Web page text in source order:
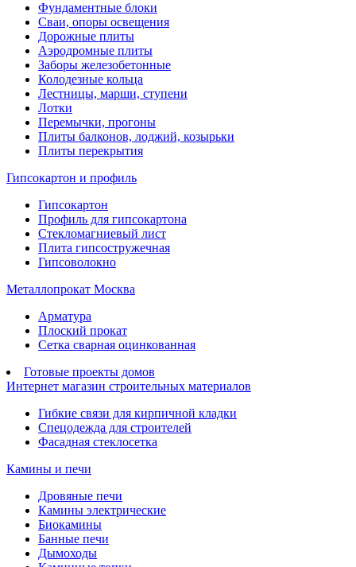
Фундаментные блоки
Сваи, опоры освещения
Дорожные плиты
Аэродромные плиты
Заборы железобетонные
Колодезные кольца
Лестницы, марши, ступени
Лотки
Перемычки, прогоны
Плиты балконов, лоджий, козырьки
Плиты перекрытия
Гипсокартон и профиль
Гипсокартон
Профиль для гипсокартона
Стекломагниевый лист
Плита гипсостружечная
Гипсоволокно
Металлопрокат Москва
Арматура
Плоский прокат
Сетка сварная оцинкованная
Готовые проекты домов
Интернет магазин строительных материалов
Гибкие связи для кирпичной кладки
Спецодежда для строителей
Фасадная стеклосетка
Камины и печи
Дровяные печи
Камины электрические
Биокамины
Банные печи
Дымоходы